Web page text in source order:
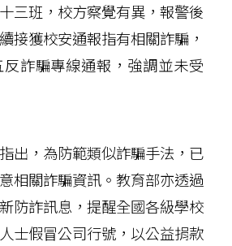
三班，校方察覺有異，報警後
接獲校安通報指有相關詐騙，
詐騙專線通報，強調並未受
出，為防範類似詐騙手法，已
相關詐騙資訊。教育部亦透過
防詐訊息，提醒全國各級學校
士假冒公司行號，以公益捐款